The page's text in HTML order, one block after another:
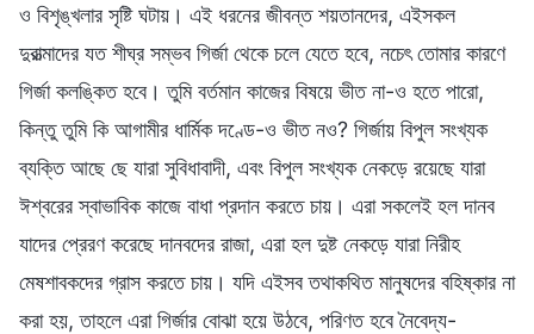
ও বিশৃঙ্খলার সৃষ্টি ঘটায়। এই ধরনের জীবন্ত শয়তানদের, এইসকল
দুরাত্মাদের যত শীঘ্র সম্ভব গির্জা থেকে চলে যেতে হবে, নচেৎ তোমার কারণে
গির্জা কলঙ্কিত হবে। তুমি বর্তমান কাজের বিষয়ে ভীত না-ও হতে পারো,
কিন্তু তুমি কি আগামীর ধার্মিক দণ্ডে-ও ভীত নও? গির্জায় বিপুল সংখ্যক
ব্যক্তি আছে ছে যারা সুবিধাবাদী, এবং বিপুল সংখ্যক নেকড়ে রয়েছে যারা
ঈশ্বরের স্বাভাবিক কাজে বাধা প্রদান করতে চায়। এরা সকলেই হল দানব
যাদের প্রেরণ করেছে দানবদের রাজা, এরা হল দুষ্ট নেকড়ে যারা নিরীহ
মেষশাবকদের গ্রাস করতে চায়। যদি এইসব তথাকথিত মানুষদের বহিষ্কার না
করা হয়, তাহলে এরা গির্জার বোঝা হয়ে উঠবে, পরিণত হবে নৈবেদ্য-